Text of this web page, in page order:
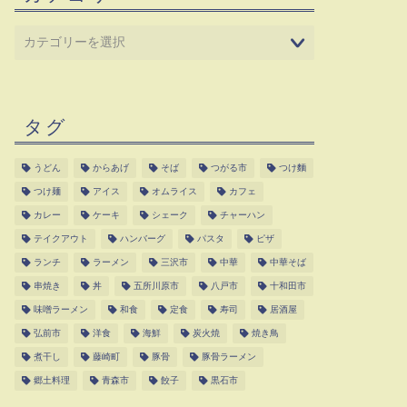
タグ
うどん からあげ そば つがる市 つけ麵
つけ麺 アイス オムライス カフェ
カレー ケーキ シェーク チャーハン
テイクアウト ハンバーグ パスタ ピザ
ランチ ラーメン 三沢市 中華 中華そば
串焼き 丼 五所川原市 八戸市 十和田市
味噌ラーメン 和食 定食 寿司 居酒屋
弘前市 洋食 海鮮 炭火焼 焼き鳥
煮干し 藤崎町 豚骨 豚骨ラーメン
郷土料理 青森市 餃子 黒石市